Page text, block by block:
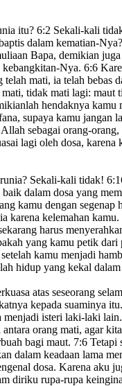
itu? 6:2 Sekali-kali
dalam kematian-Nya?
Bapa, demikian
kebangkitan-Nya. 6:6
telah mati, ia telah bebas
tidak mati lagi: maut
hendaknya kamu
supaya kamu jangan
sebagai orang-
lagi oleh dosa, karena
Sekali-kali tidak!
baik dalam dosa yang
kamu dengan segenap
karena kelemahan
harus
yang kamu petik dari
kamu menjadi
hidup yang kekal
atas seseorang
kepada suaminya itu.
menjadi isteri laki-laki lain.
orang mati, agar
bagi maut. 7:6 Tetapi
dalam keadaan lama
dosa. Karena aku
diriku rupa-rupa